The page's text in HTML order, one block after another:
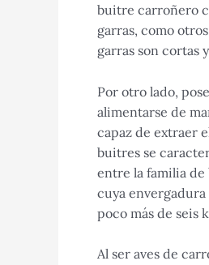
buitre carroñero
garras, como
garras son cortas
Por otro lado,
alimentarse de
capaz de extraer
buitres se
entre la familia
cuya envergadura
poco más de seis
Al ser aves de